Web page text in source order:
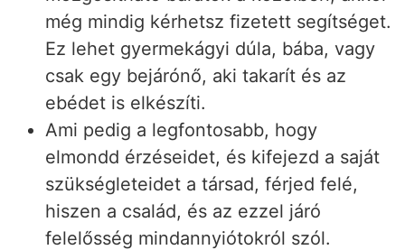
még mindig kérhetsz fizetett segítséget.
Ez lehet gyermekágyi dúla, bába, vagy
csak egy bejárónő, aki takarít és az
ebédet is elkészíti.
Ami pedig a legfontosabb, hogy
elmondd érzéseidet, és kifejezd a saját
szükségleteidet a társad, férjed felé,
hiszen a család, és az ezzel járó
felelősség mindannyiótokról szól.